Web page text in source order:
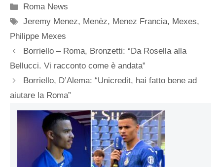
Categorie
Roma News
Tag
Jeremy Menez, Menèz, Menez Francia, Mexes,
Philippe Mexes
Borriello – Roma, Bronzetti: “Da Rosella alla
Bellucci. Vi racconto come è andata”
Borriello, D’Alema: “Unicredit, hai fatto bene ad
aiutare la Roma”